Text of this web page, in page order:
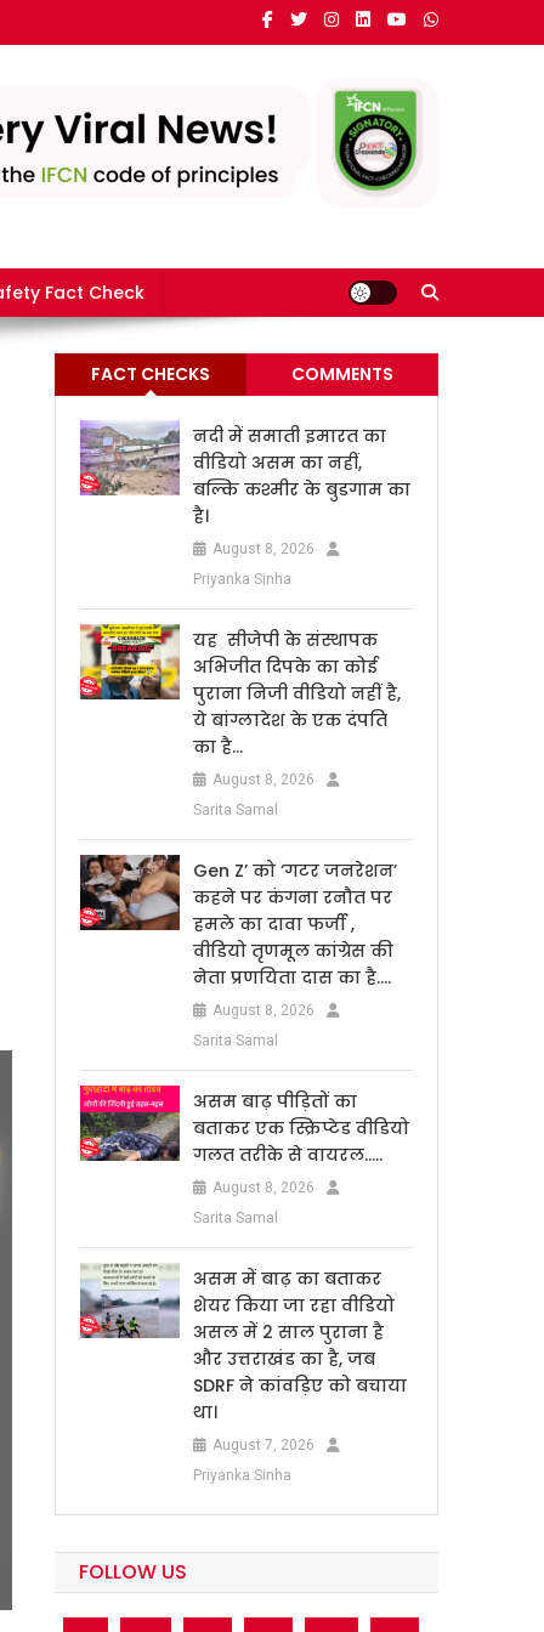
Fact Check
FACT CHECKS COMMENTS
नदी में समाती इमारत का
वीडियो असम का नहीं,
बल्कि कश्मीर के बुडगाम का
है।
August 8, 2026
Priyanka Sinha
यह सीजेपी के संस्थापक
अभिजीत दिपके का कोई
पुराना निजी वीडियो नहीं है,
ये बांग्लादेश के एक दंपति
का है…
August 8, 2026
Sarita Samal
Gen Z’ को ‘गटर जनरेशन’
कहने पर कंगना रनौत पर
हमले का दावा फर्जी ,
वीडियो तृणमूल कांग्रेस की
नेता प्रणयिता दास का है….
August 8, 2026
Sarita Samal
असम बाढ़ पीड़ितों का
बताकर एक स्क्रिप्टेड वीडियो
गलत तरीके से वायरल…..
August 8, 2026
Sarita Samal
असम में बाढ़ का बताकर
शेयर किया जा रहा वीडियो
असल में 2 साल पुराना है
और उत्तराखंड का है, जब
SDRF ने कांवड़िए को बचाया
था।
August 7, 2026
Priyanka Sinha
FOLLOW US